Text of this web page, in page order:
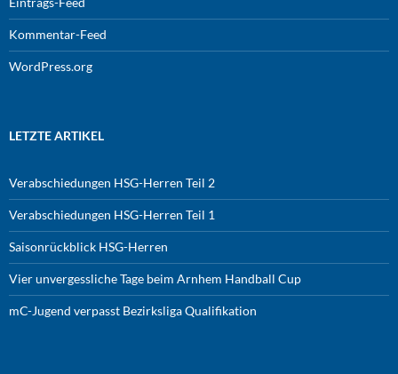
Kommentar-Feed
WordPress.org
LETZTE ARTIKEL
Verabschiedungen HSG-Herren Teil 2
Verabschiedungen HSG-Herren Teil 1
Saisonrückblick HSG-Herren
Vier unvergessliche Tage beim Arnhem Handball Cup
mC-Jugend verpasst Bezirksliga Qualifikation